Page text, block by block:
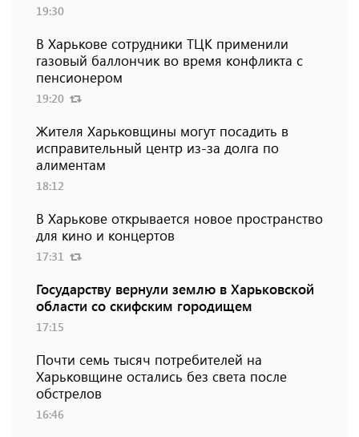
19:30
В Харькове сотрудники ТЦК применили
газовый баллончик во время конфликта с
пенсионером
19:20
Жителя Харьковщины могут посадить в
исправительный центр из-за долга по
алиментам
18:12
В Харькове открывается новое пространство
для кино и концертов
17:31
Государству вернули землю в Харьковской
области со скифским городищем
17:15
Почти семь тысяч потребителей на
Харьковщине остались без света после
обстрелов
16:46